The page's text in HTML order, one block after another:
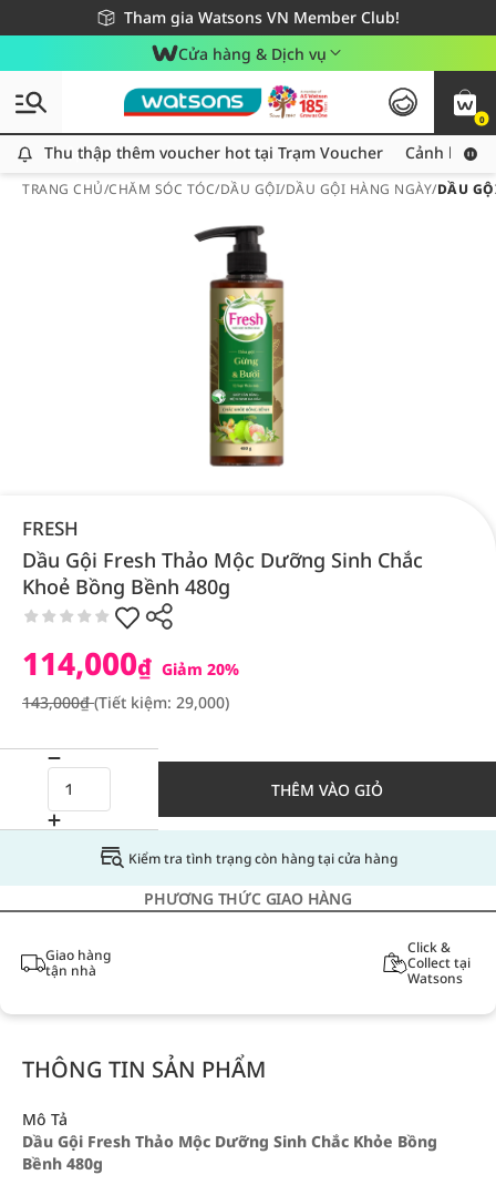
Tham gia Watsons VN Member Club!
Miễn phí giao hàng cho đơn hàng từ 249,000Đ
Giao hàng nhanh 24h - Áp dụng khu vực TP. Hồ Chí Minh
Cửa hàng & Dịch vụ
0
Thu thập thêm voucher hot tại Trạm Voucher
Thu thập thêm voucher hot tại Trạm Voucher Cảnh báo
TRANG CHỦ/CHĂM SÓC TÓC/DẦU GỘI/DẦU GỘI HÀNG NGÀY/DẦU
FRESH
Dầu Gội Fresh Thảo Mộc Dưỡng Sinh Chắc
Khoẻ Bồng Bềnh 480g
114,000₫ Giảm 20%
143,000₫(Tiết kiệm: 29,000)
THÊM VÀO GIỎ
Kiểm tra tình trạng còn hàng tại cửa hàng
PHƯƠNG THỨC GIAO HÀNG
Giao hàng
tận nhà
Click &
Collect tại
Watsons
THÔNG TIN SẢN PHẨM
Mô Tả
Dầu Gội Fresh Thảo Mộc Dưỡng Sinh Chắc Khỏe Bồng
Bềnh 480g